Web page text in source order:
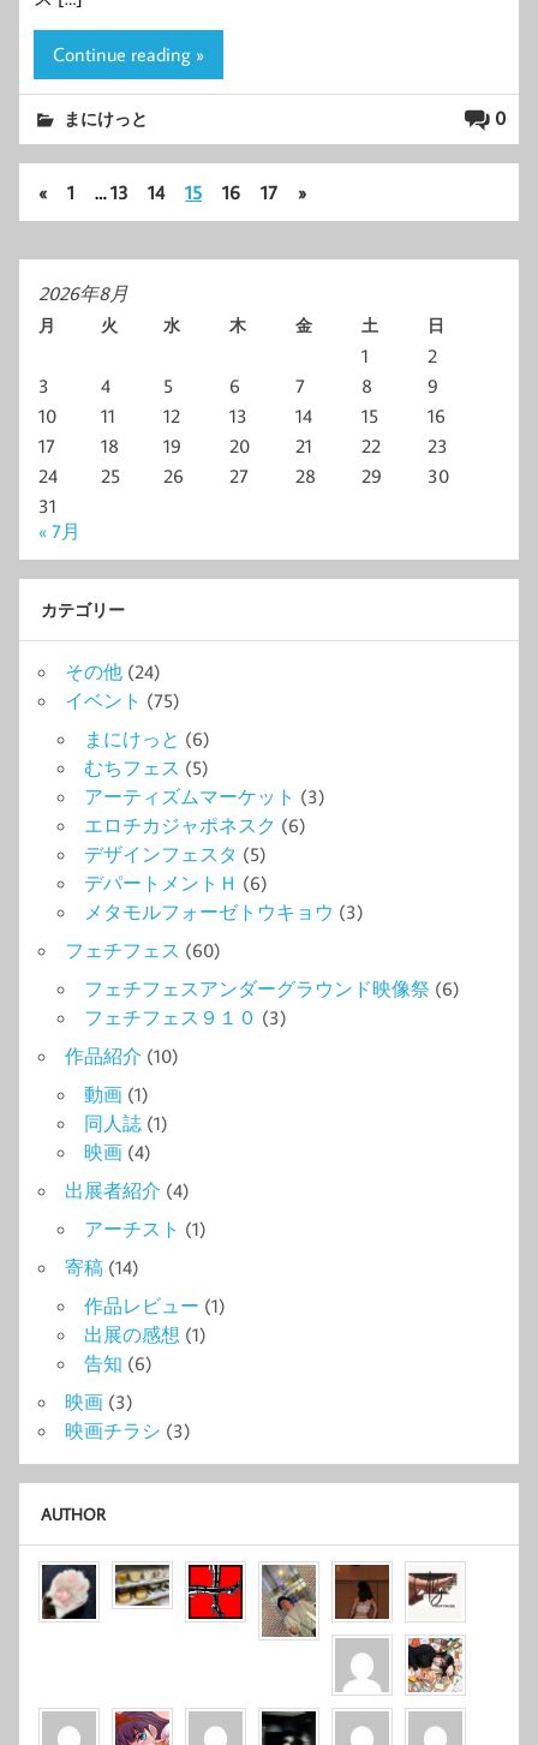
Continue reading »
0
まにけっと
« 1 … 13 14 15 16 17 »
2026年8月
月 火 水 木 金 土 日
1
2
3
4 5 6 7 8
9
10
11 12 13 14 15
16
17
18 19 20 21 22
23
24
25 26 27 28 29
30
31
« 7月
カテゴリー
その他 (24)
イベント (75)
まにけっと (6)
むちフェス (5)
アーティズムマーケット (3)
エロチカジャポネスク (6)
デザインフェスタ (5)
デパートメントＨ (6)
メタモルフォーゼトウキョウ (3)
フェチフェス (60)
フェチフェスアンダーグラウンド映像祭 (6)
フェチフェス９１０ (3)
作品紹介 (10)
動画 (1)
同人誌 (1)
映画 (4)
出展者紹介 (4)
アーチスト (1)
寄稿 (14)
作品レビュー (1)
出展の感想 (1)
告知 (6)
映画 (3)
映画チラシ (3)
AUTHOR